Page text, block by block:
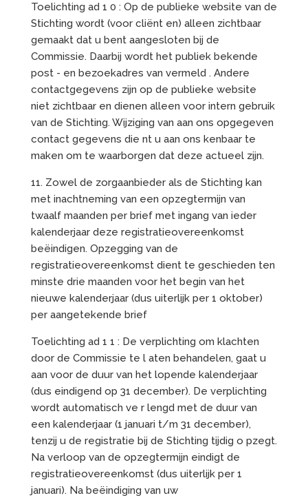
Toelichting ad 1 0 : Op de publieke website van de
Stichting wordt (voor cliënt en) alleen zichtbaar
gemaakt dat u bent aangesloten bij de
Commissie. Daarbij wordt het publiek bekende
post - en bezoekadres van vermeld . Andere
contactgegevens zijn op de publieke website
niet zichtbaar en dienen alleen voor intern gebruik
van de Stichting. Wijziging van aan ons opgegeven
contact gegevens die nt u aan ons kenbaar te
maken om te waarborgen dat deze actueel zijn.
11. Zowel de zorgaanbieder als de Stichting kan
met inachtneming van een opzegtermijn van
twaalf maanden per brief met ingang van ieder
kalenderjaar deze registratieovereenkomst
beëindigen. Opzegging van de
registratieovereenkomst dient te geschieden ten
minste drie maanden voor het begin van het
nieuwe kalenderjaar (dus uiterlijk per 1 oktober)
per aangetekende brief
Toelichting ad 1 1 : De verplichting om klachten
door de Commissie te l aten behandelen, gaat u
aan voor de duur van het lopende kalenderjaar
(dus eindigend op 31 december). De verplichting
wordt automatisch ve r lengd met de duur van
een kalenderjaar (1 januari t/m 31 december),
tenzij u de registratie bij de Stichting tijdig o pzegt.
Na verloop van de opzegtermijn eindigt de
registratieovereenkomst (dus uiterlijk per 1
januari). Na beëindiging van uw